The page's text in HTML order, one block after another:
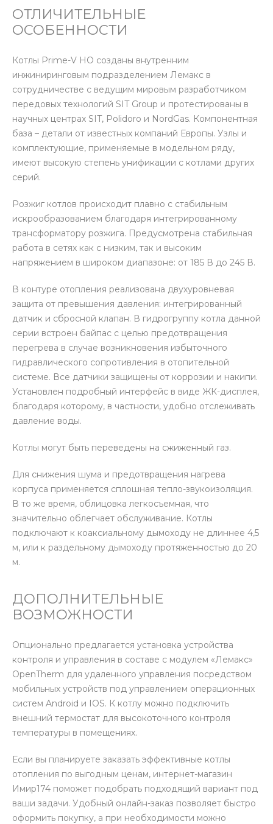
ОТЛИЧИТЕЛЬНЫЕ
ОСОБЕННОСТИ
Котлы Prime-V HO созданы внутренним
инжиниринговым подразделением Лемакс в
сотрудничестве с ведущим мировым разработчиком
передовых технологий SIT Group и протестированы в
научных центрах SIT, Polidoro и NordGas. Компонентная
база – детали от известных компаний Европы. Узлы и
комплектующие, применяемые в модельном ряду,
имеют высокую степень унификации с котлами других
серий.
Розжиг котлов происходит плавно с стабильным
искрообразованием благодаря интегрированному
трансформатору розжига. Предусмотрена стабильная
работа в сетях как с низким, так и высоким
напряжением в широком диапазоне: от 185 В до 245 В.
В контуре отопления реализована двухуровневая
защита от превышения давления: интегрированный
датчик и сбросной клапан. В гидрогруппу котла данной
серии встроен байпас с целью предотвращения
перегрева в случае возникновения избыточного
гидравлического сопротивления в отопительной
системе. Все датчики защищены от коррозии и накипи.
Установлен подробный интерфейс в виде ЖК-дисплея,
благодаря которому, в частности, удобно отслеживать
давление воды.
Котлы могут быть переведены на сжиженный газ.
Для снижения шума и предотвращения нагрева
корпуса применяется сплошная тепло-звукоизоляция.
В то же время, облицовка легкосъемная, что
значительно облегчает обслуживание. Котлы
подключают к коаксиальному дымоходу не длиннее 4,5
м, или к раздельному дымоходу протяженностью до 20
м.
ДОПОЛНИТЕЛЬНЫЕ
ВОЗМОЖНОСТИ
Опционально предлагается установка устройства
контроля и управления в составе с модулем «Лемакс»
OpenTherm для удаленного управления посредством
мобильных устройств под управлением операционных
систем Android и IOS. К котлу можно подключить
внешний термостат для высокоточного контроля
температуры в помещениях.
Если вы планируете заказать эффективные котлы
отопления по выгодным ценам, интернет-магазин
Имир174 поможет подобрать подходящий вариант под
ваши задачи. Удобный онлайн-заказ позволяет быстро
оформить покупку, а при необходимости можно